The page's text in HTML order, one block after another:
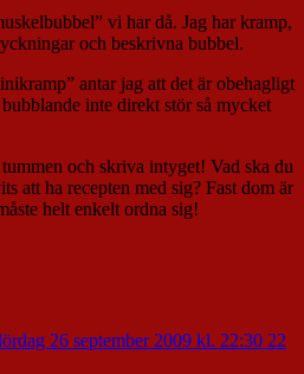
vi har då. Jag har kramp,
och beskrivna bubbel.
antar jag att det är obehagligt
inte direkt stör så mycket
och skriva intyget! Vad ska du
att ha recepten med sig? Fast dom är
helt enkelt ordna sig!
26 september 2009 kl. 22:30 22